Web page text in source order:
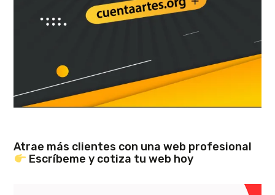
Atrae más clientes con una web profesional
Escríbeme y cotiza tu web hoy